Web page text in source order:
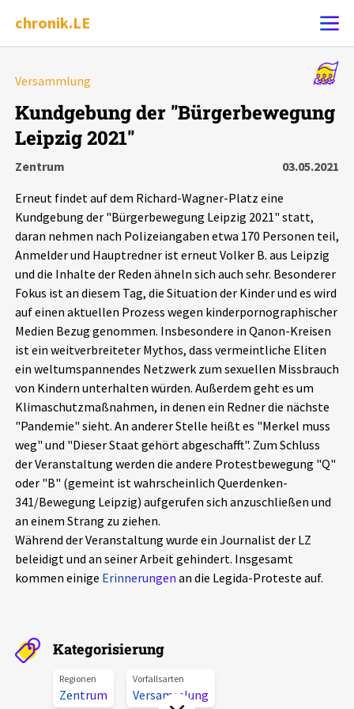
chronik.LE
Chronik
Leipziger Zustände
Schlaglichter
Phänomene
Aktuelles
Alle Beiträge
Veranstaltungen
Pressemitteilungen
Podcasts
Über uns
Projektbeschreibung
Kontakt
Unterstützer_innen
Spenden
Versammlung
Kundgebung der "Bürgerbewegung
Leipzig 2021"
Zentrum
03.05.2021
Erneut findet auf dem Richard-Wagner-Platz eine
Kundgebung der "Bürgerbewegung Leipzig 2021" statt,
daran nehmen nach Polizeiangaben etwa 170 Personen teil,
Anmelder und Hauptredner ist erneut Volker B. aus Leipzig
und die Inhalte der Reden ähneln sich auch sehr. Besonderer
Fokus ist an diesem Tag, die Situation der Kinder und es wird
auf einen aktuellen Prozess wegen kinderpornographischer
Medien Bezug genommen. Insbesondere in Qanon-Kreisen
ist ein weitverbreiteter Mythos, dass vermeintliche Eliten
ein weltumspannendes Netzwerk zum sexuellen Missbrauch
von Kindern unterhalten würden. Außerdem geht es um
Klimaschutzmaßnahmen, in denen ein Redner die nächste
"Pandemie" sieht. An anderer Stelle heißt es "Merkel muss
weg" und "Dieser Staat gehört abgeschafft". Zum Schluss
der Veranstaltung werden die andere Protestbewegung "Q"
oder "B" (gemeint ist wahrscheinlich Querdenken-
341/Bewegung Leipzig) aufgerufen sich anzuschließen und
an einem Strang zu ziehen.
Während der Veranstaltung wurde ein Journalist der LZ
beleidigt und an seiner Arbeit gehindert. Insgesamt
kommen einige Erinnerungen an die Legida-Proteste auf.
Kategorisierung
Regionen
Zentrum
Vorfallsarten
Versammlung
Alle Ereignisse
Ereignisse
Ereignisse